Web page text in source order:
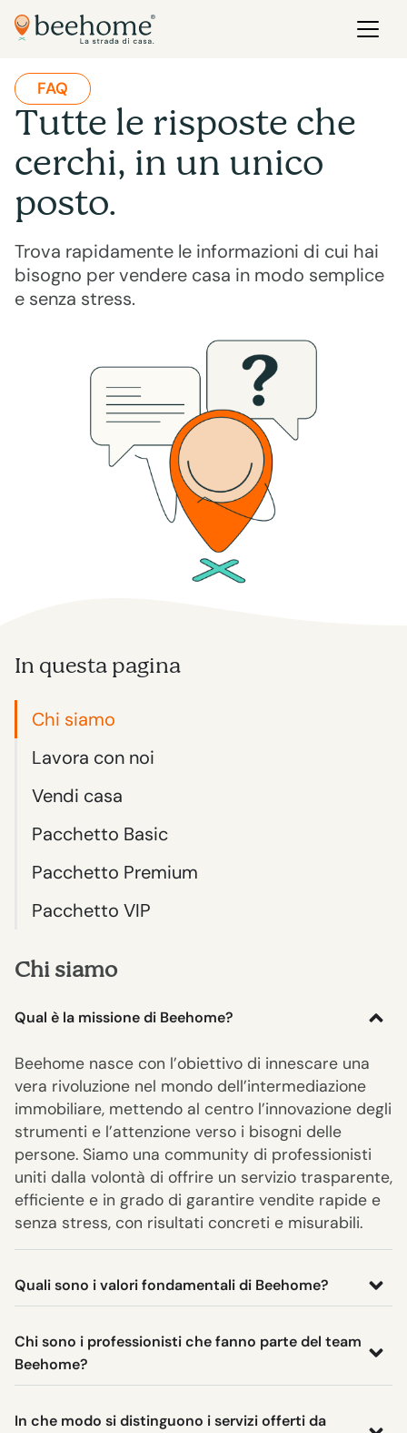
FAQ
Tutte le risposte che
cerchi, in un unico
posto.
Trova rapidamente le informazioni di cui hai
bisogno per vendere casa in modo semplice
e senza stress.
In questa pagina
Chi siamo
Lavora con noi
Vendi casa
Pacchetto Basic
Pacchetto Premium
Pacchetto VIP
Chi siamo
Qual è la missione di Beehome?
Beehome nasce con l’obiettivo di innescare una
vera rivoluzione nel mondo dell’intermediazione
immobiliare, mettendo al centro l’innovazione degli
strumenti e l’attenzione verso i bisogni delle
persone. Siamo una community di professionisti
uniti dalla volontà di offrire un servizio trasparente,
efficiente e in grado di garantire vendite rapide e
senza stress, con risultati concreti e misurabili.
Quali sono i valori fondamentali di Beehome?
Chi sono i professionisti che fanno parte del team
Beehome?
In che modo si distinguono i servizi offerti da